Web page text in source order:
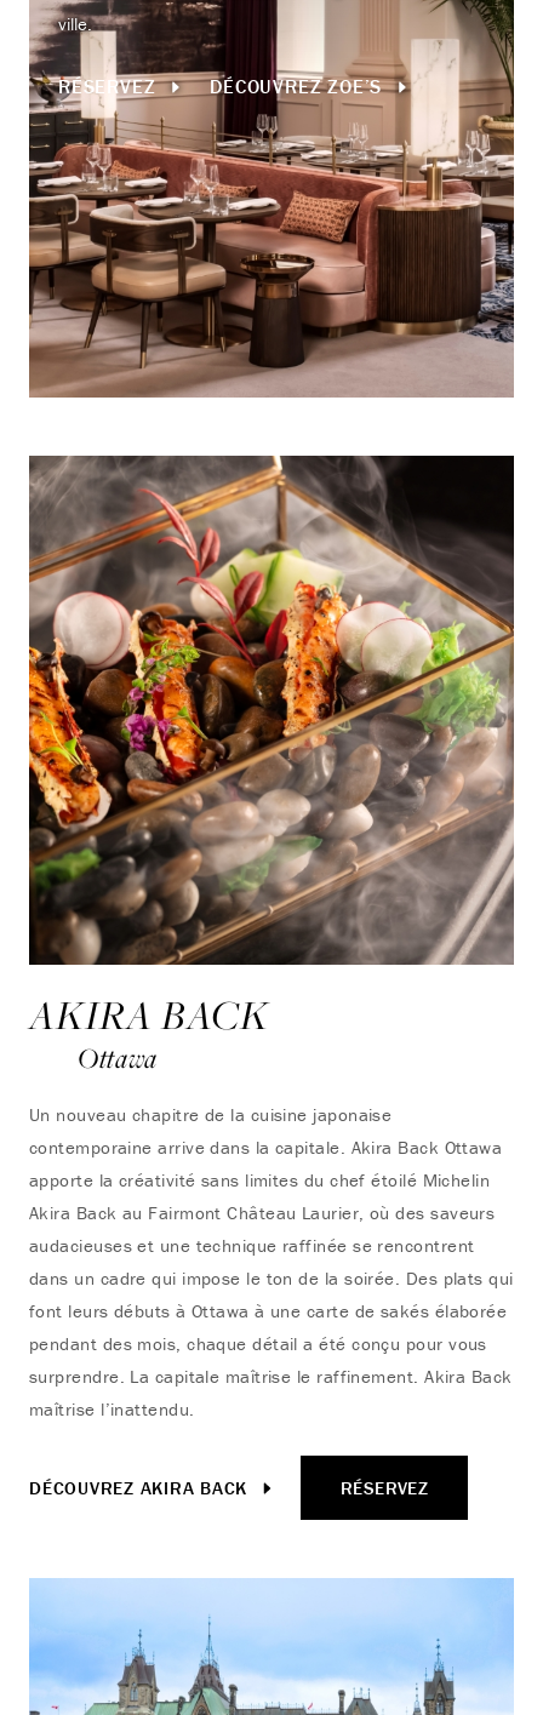
ville.
RÉSERVEZ DÉCOUVREZ ZOE’S
AKIRA BACK
Ottawa
Un nouveau chapitre de la cuisine japonaise
contemporaine arrive dans la capitale. Akira Back Ottawa
apporte la créativité sans limites du chef étoilé Michelin
Akira Back au Fairmont Château Laurier, où des saveurs
audacieuses et une technique raffinée se rencontrent
dans un cadre qui impose le ton de la soirée. Des plats qui
font leurs débuts à Ottawa à une carte de sakés élaborée
pendant des mois, chaque détail a été conçu pour vous
surprendre. La capitale maîtrise le raffinement. Akira Back
maîtrise l’inattendu.
DÉCOUVREZ AKIRA BACK RÉSERVEZ